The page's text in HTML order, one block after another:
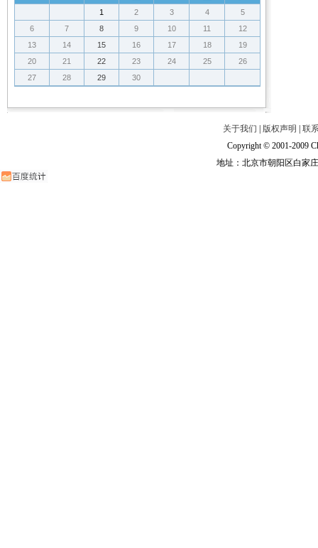
1 2 3 4
5
6
7 8 9 10 11
12
13
14 15 16 17 18
19
20
21 22 23 24 25
26
27
28 29 30
关于我们 版权声明
联
Copyright © 2001-2009
地址：北京市朝阳区白家